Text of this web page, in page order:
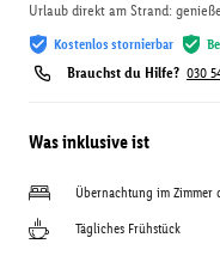
Urlaub direkt am Strand:
Kostenlos stornierbar
Brauchst du Hilfe? 030
Was inklusive ist
Übernachtung im Zimmer
Tägliches Frühstück